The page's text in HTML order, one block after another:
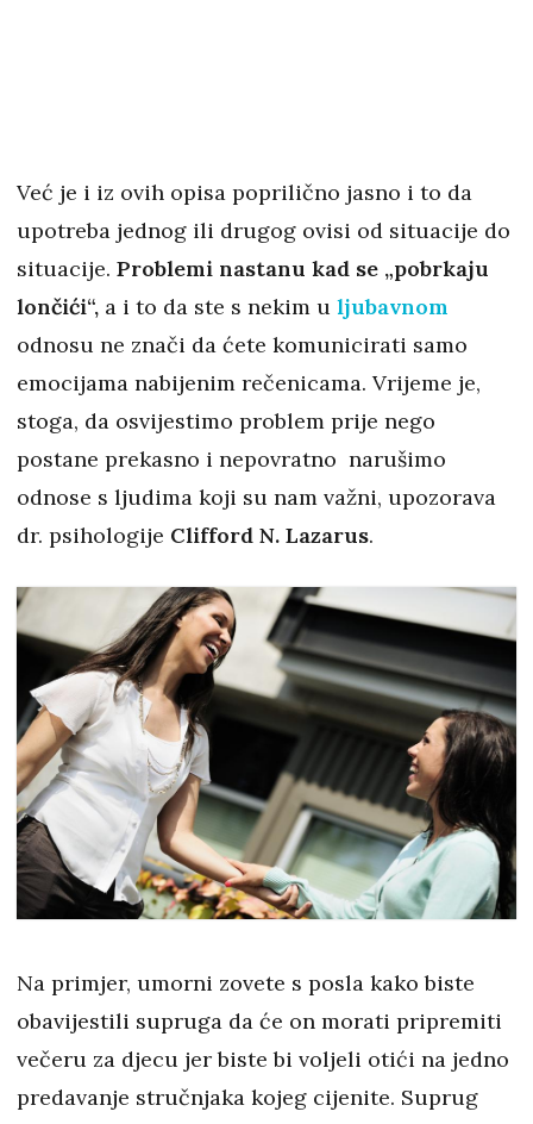
Već je i iz ovih opisa poprilično jasno i to da
upotreba jednog ili drugog ovisi od situacije do
situacije. Problemi nastanu kad se „pobrkaju
lončići“, a i to da ste s nekim u ljubavnom
odnosu ne znači da ćete komunicirati samo
emocijama nabijenim rečenicama. Vrijeme je,
stoga, da osvijestimo problem prije nego
postane prekasno i nepovratno narušimo
odnose s ljudima koji su nam važni, upozorava
dr. psihologije Clifford N. Lazarus.
Na primjer, umorni zovete s posla kako biste
obavijestili supruga da će on morati pripremiti
večeru za djecu jer biste bi voljeli otići na jedno
predavanje stručnjaka kojeg cijenite. Suprug